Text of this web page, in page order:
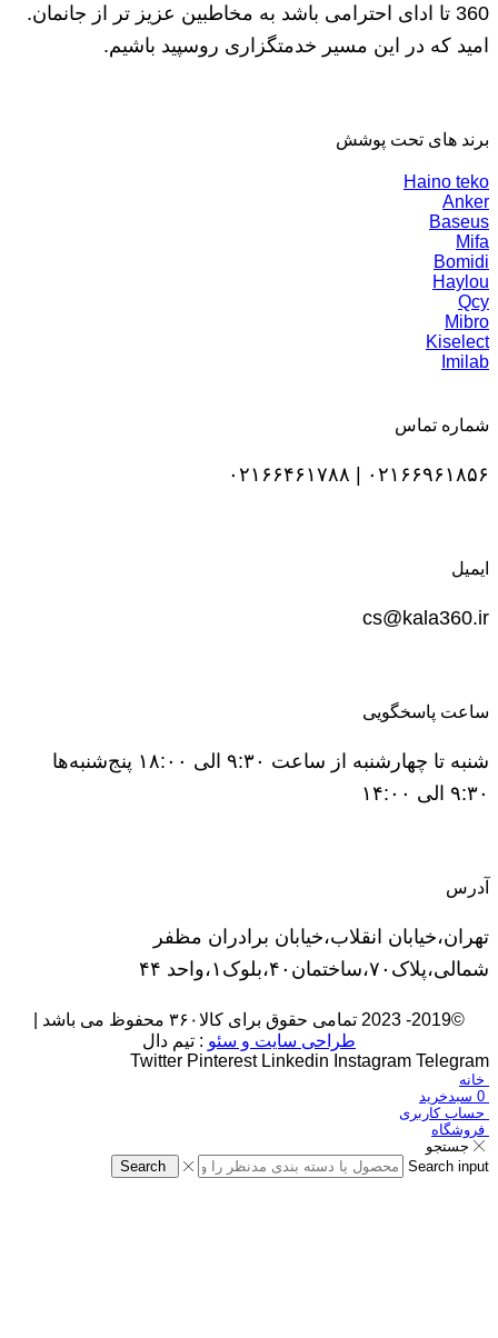
360 تا ادای احترامی باشد به مخاطبین عزیز تر از جانمان.
امید که در این مسیر خدمتگزاری روسپید باشیم.
برند های تحت پوشش
Haino teko
Anker
Baseus
Mifa
Bomidi
Haylou
Qcy
Mibro
Kiselect
Imilab
شماره تماس
۰۲۱۶۶۹۶۱۸۵۶ | ۰۲۱۶۶۴۶۱۷۸۸
ایمیل
cs@kala360.ir
ساعت پاسخگویی
شنبه تا چهارشنبه از ساعت ۹:۳۰ الی ۱۸:۰۰ پنج‌شنبه‌ها
۹:۳۰ الی ۱۴:۰۰
آدرس
تهران،خیابان انقلاب،خیابان برادران مظفر
شمالی،پلاک۷۰،ساختمان۴۰،بلوک۱،واحد ۴۴
©2019- 2023 تمامی حقوق برای کالا۳۶۰ محفوظ می باشد |
طراحی سایت و سئو : تیم دال
Twitter Pinterest Linkedin Instagram Telegram
خانه
0 سبدخرید
حساب کاربری
فروشگاه
جستجو
Search input
Search